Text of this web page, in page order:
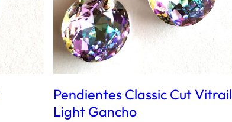
Pendientes Classic Cut Vitrail
Light Gancho